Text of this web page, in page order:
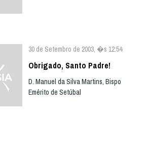
30 de Setembro de 2003, �s 12:54
Obrigado, Santo Padre!
D. Manuel da Silva Martins, Bispo
Emérito de Setúbal